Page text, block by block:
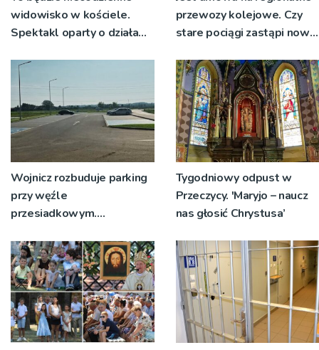
widowisko w kościele.
Spektakl oparty o działa
przewozy kolejowe. Czy
stare pociągi zastąpi nowy
Wojnicz rozbuduje parking
przy węźle
przesiadkowym.
miejsc
Tygodniowy odpust w
Przeczycy. 'Maryjo – naucz
nas głosić Chrystusa’